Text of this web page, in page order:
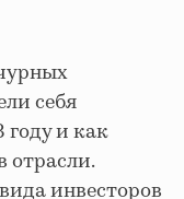
себя
году и как
отрасли.
инвесторов